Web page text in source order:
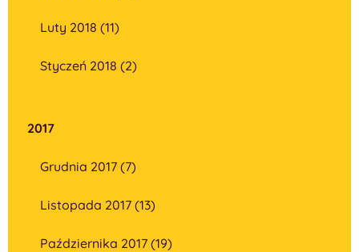
Luty 2018 (11)
Styczeń 2018 (2)
2017
Grudnia 2017 (7)
Listopada 2017 (13)
Października 2017 (19)